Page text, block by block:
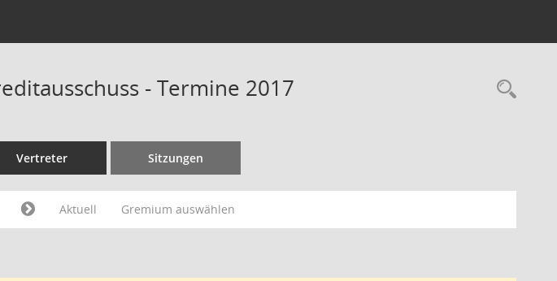
- Termine 2017
Vertreter Sitzungen
Aktuell Gremium auswählen